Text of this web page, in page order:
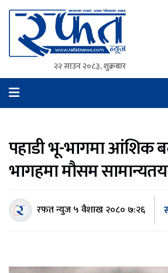
Rafat News
समाचारको रफ्तार, आवाज बिहिनहरुको आवाज
२२ साउन २०८३, शुक्रबार
पहाडी भू-भागमा आंशिक
भागहमा मौसम
रफत न्युज५ वैशाख २०८० ७:२६